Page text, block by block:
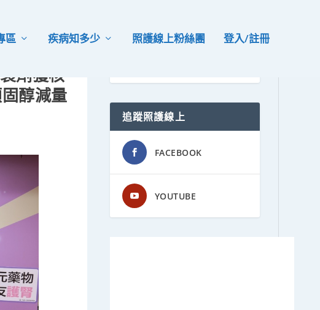
區 疾病知多少 照護線上粉絲團 登入/註冊
劑獲核
醇減量
追蹤照護線上
FACEBOOK
YOUTUBE